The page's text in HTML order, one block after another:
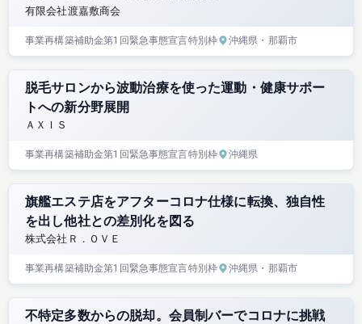
有限会社渡嘉敷商会
事業再構築補助金第1回緊急事態宣言特別枠 沖縄県 ・那覇市
脱毛サロンから波動治療を使った運動・健康サポー
トへの新分野展開
ＡＸＩＳ
事業再構築補助金第1回緊急事態宣言特別枠 沖縄県
旗艦エステ店をアフターコロナ仕様に転換、独自性
を出し他社との差別化を図る
株式会社Ｒ．ＯＶＥ
事業再構築補助金第1回緊急事態宣言特別枠 沖縄県 ・那覇市
不特定多数からの脱却。会員制バーでコロナに挑戦